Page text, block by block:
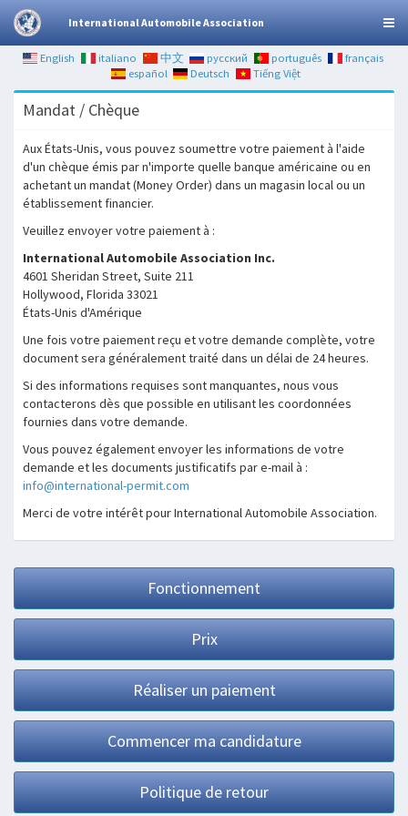
International Automobile Association
English italiano 中文 русский português
français
español
Deutsch Tiếng Việt
Mandat / Chèque
Aux États-Unis, vous pouvez soumettre votre paiement à l'aide
d'un chèque émis par n'importe quelle banque américaine ou en
achetant un mandat (Money Order) dans un magasin local ou un
établissement financier.
Veuillez envoyer votre paiement à :
International Automobile Association Inc.
4601 Sheridan Street, Suite 211
Hollywood, Florida 33021
États-Unis d'Amérique
Une fois votre paiement reçu et votre demande complète, votre
document sera généralement traité dans un délai de 24 heures.
Si des informations requises sont manquantes, nous vous
contacterons dès que possible en utilisant les coordonnées
fournies dans votre demande.
Vous pouvez également envoyer les informations de votre
demande et les documents justificatifs par e-mail à :
info@international-permit.com
Merci de votre intérêt pour International Automobile Association.
Fonctionnement
Prix
Réaliser un paiement
Commencer ma candidature
Politique de retour